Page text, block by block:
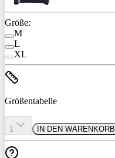
Größe:
M
L
XL
Größentabelle
1 IN DEN WARENKORB